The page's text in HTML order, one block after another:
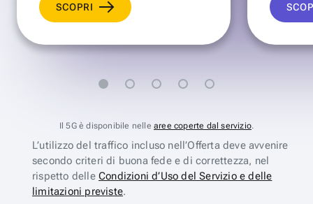
SCOPRI
Il 5G è disponibile nelle aree coperte dal servizio.
L’utilizzo del traffico incluso nell’Offerta deve avvenire
secondo criteri di buona fede e di correttezza, nel
rispetto delle Condizioni d’Uso del Servizio e delle
limitazioni previste.